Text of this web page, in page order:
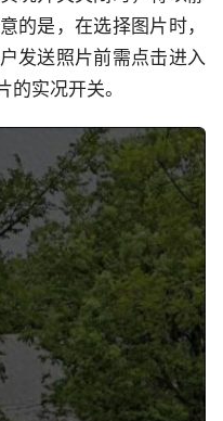
的是，在选择图片时，
发送照片前需点击进入
实况开关。